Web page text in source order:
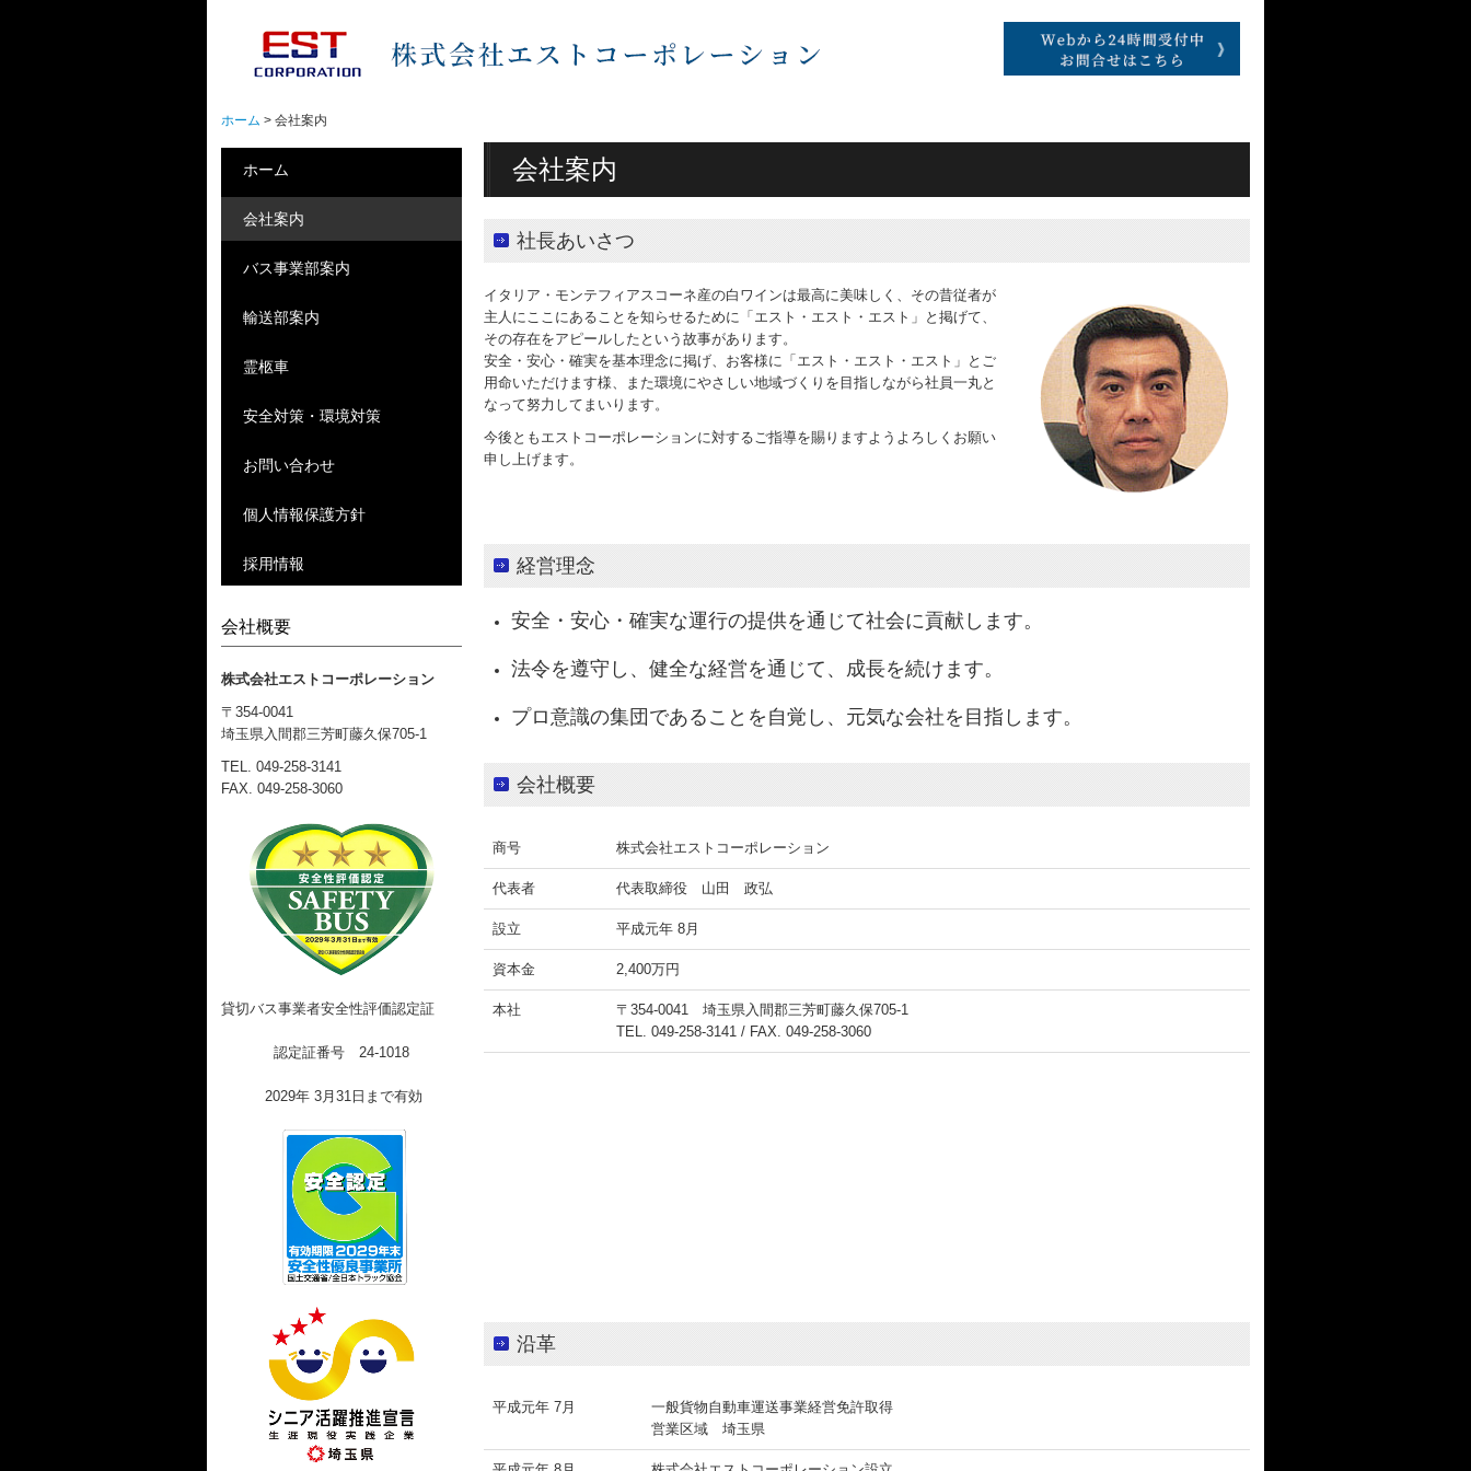
ホーム 会社案内
ホーム
会社案内
バス事業部案内
輸送部案内
霊柩車
安全対策・環境対策
お問い合わせ
個人情報保護方針
採用情報
会社概要
株式会社エストコーポレーション
〒354-0041
埼玉県入間郡三芳町藤久保705-1
TEL. 049-258-3141
FAX. 049-258-3060
貸切バス事業者安全性評価認定証
認定証番号 24-1018
2029年 3月31日まで有効
会社案内
社長あいさつ
イタリア・モンテフィアスコーネ産の白ワインは最高に美味しく、その昔従者が
主人にここにあることを知らせるために「エスト・エスト・エスト」と掲げて、
その存在をアピールしたという故事があります。
安全・安心・確実を基本理念に掲げ、お客様に「エスト・エスト・エスト」とご
用命いただけます様、また環境にやさしい地域づくりを目指しながら社員一丸と
なって努力してまいります。
今後ともエストコーポレーションに対するご指導を賜りますようよろしくお願い
申し上げます。
経営理念
安全・安心・確実な運行の提供を通じて社会に貢献します。
法令を遵守し、健全な経営を通じて、成長を続けます。
プロ意識の集団であることを自覚し、元気な会社を目指します。
会社概要
商号 株式会社エストコーポレーション
代表者 代表取締役 山田 政弘
設立 平成元年 8月
資本金 2,400万円
本社
〒354-0041 埼玉県入間郡三芳町藤久保705-1
TEL. 049-258-3141 / FAX. 049-258-3060
沿革
平成元年 7月
一般貨物自動車運送事業経営免許取得
営業区域 埼玉県